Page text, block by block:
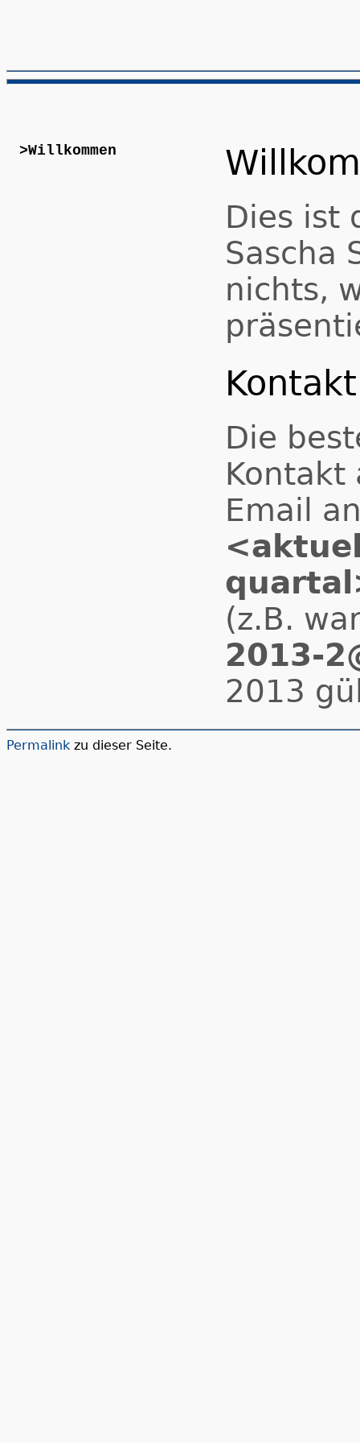
>Willkommen
Dies ist
Sascha
nichts,
Kontakt
Die
Kontakt
Email
(z.B.
2013-
2013
Permalink zu dieser Seite.